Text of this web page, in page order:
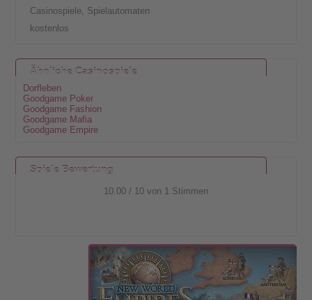
Casinospiele, Spielautomaten
kostenlos
Ähnliche Casinospiele
Dorfleben
Goodgame Poker
Goodgame Fashion
Goodgame Mafia
Goodgame Empire
Spiele Bewertung
10.00/ 10von 1Stimmen